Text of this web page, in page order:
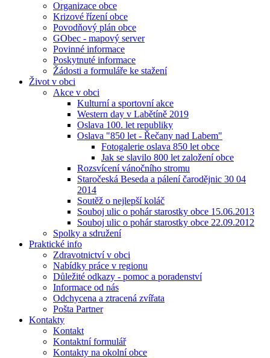
Organizace obce
Krizové řízení obce
Povodňový plán obce
GObec - mapový server
Povinné informace
Poskytnuté informace
Žádosti a formuláře ke stažení
Život v obci
Akce v obci
Kulturní a sportovní akce
Western day v Labětíně 2019
Oslava 100. let republiky
Oslava "850 let - Řečany nad Labem"
Fotogalerie oslava 850 let obce
Jak se slavilo 800 let založení obce
Rozsvícení vánočního stromu
Staročeská Beseda a pálení čarodějnic 30 04
2014
Soutěž o nejlepší koláč
Souboj ulic o pohár starostky obce 15.06.2013
Souboj ulic o pohár starostky obce 22.09.2012
Spolky a sdružení
Praktické info
Zdravotnictví v obci
Nabídky práce v regionu
Důležité odkazy - pomoc a poradenství
Informace od nás
Odchycena a ztracená zvířata
Pošta Partner
Kontakty
Kontakt
Kontaktní formulář
Kontakty na okolní obce